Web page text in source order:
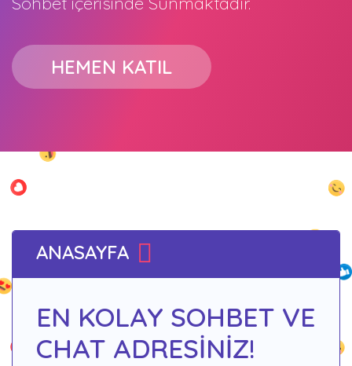
HEMEN KATIL
ANASAYFA
EN KOLAY SOHBET VE
CHAT ADRESİNİZ!